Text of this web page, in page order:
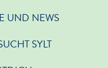
UND NEWS
SYLT